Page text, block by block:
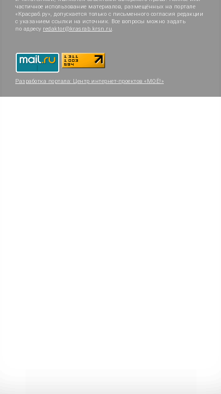
частичное использование материалов, размещённых на портале
«Красраб.ру», допускается только с письменного согласия редакции
с указанием ссылки на источник. Все вопросы можно задать
по адресу redaktor@krasrab.krsn.ru.
Разработка портала: Центр интернет-проектов «МОЁ!»